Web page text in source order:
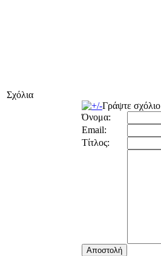
Σχόλια
Γράψτε σχόλιο
Όνομα:
Email:
Τίτλος: